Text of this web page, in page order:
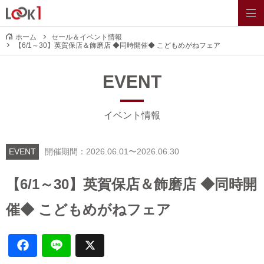
ホーム
セール＆イベント情報
【6/1～30】英賀保店＆飾磨店 ◆同時開催◆ こどもめがねフェア
EVENT
イベント情報
EVENT 開催期間：2026.06.01〜2026.06.30
【6/1～30】英賀保店＆飾磨店 ◆同時開
催◆ こどもめがねフェア
a